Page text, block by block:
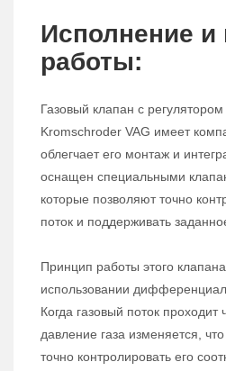
Исполнение и
работы:
Газовый клапан с
Kromschroder VAG имеет
облегчает его монтаж и
оснащен специальными
которые позволяют точно
поток и поддерживать
Принцип работы этого
использовании
Когда газовый поток проходит
давление газа изменяется,
точно контролировать его